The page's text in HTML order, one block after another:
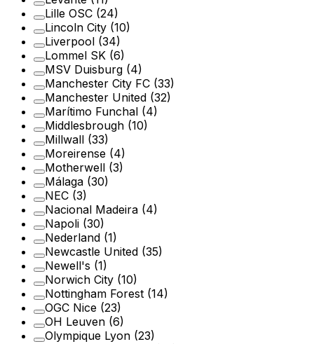
Lille OSC (24)
Lincoln City (10)
Liverpool (34)
Lommel SK (6)
MSV Duisburg (4)
Manchester City FC (33)
Manchester United (32)
Marítimo Funchal (4)
Middlesbrough (10)
Millwall (33)
Moreirense (4)
Motherwell (3)
Málaga (30)
NEC (3)
Nacional Madeira (4)
Napoli (30)
Nederland (1)
Newcastle United (35)
Newell's (1)
Norwich City (10)
Nottingham Forest (14)
OGC Nice (23)
OH Leuven (6)
Olympique Lyon (23)